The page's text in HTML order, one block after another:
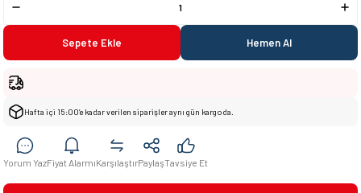
Sepete Ekle Hemen Al
Hafta içi 15:00’e kadar verilen siparişler aynı gün kargoda.
Yorum YazFiyat AlarmıKarşılaştırPaylaşTavsiye Et